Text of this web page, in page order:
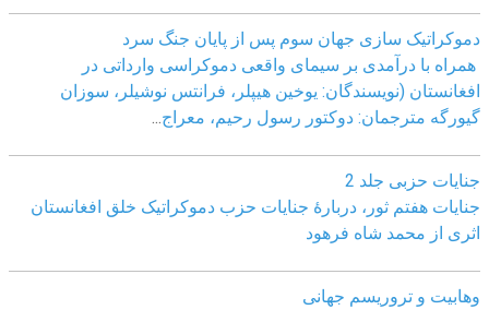
دموکراتیک سازی جهان سوم پس از پایان جنگ سرد
همراه با درآمدی بر سیمای واقعی دموکراسی وارداتی در
افغانستان (نویسندگان: یوخین هیپلر، فرانتس نوشیلر، سوزان
گیورگه مترجمان: دوکتور رسول رحیم، معراج
جنایات حزبی جلد 2
جنایات هفتم ثور، دربارۀ جنایات حزب دموکراتیک خلق افغانستان
اثری از محمد شاه فرهود
وهابیت و تروریسم جهانی